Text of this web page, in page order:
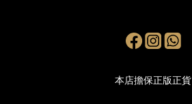
本店擔保正版正貨